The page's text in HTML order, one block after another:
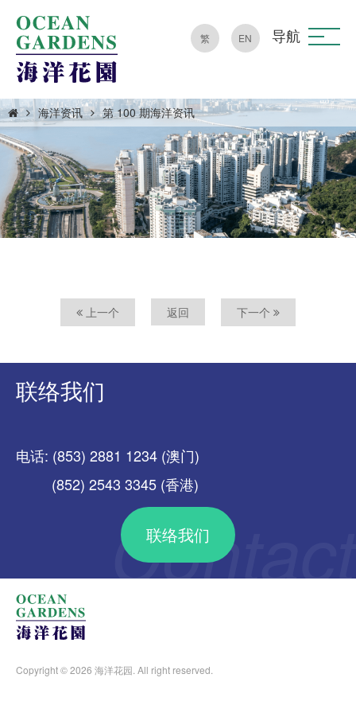
繁 EN 导航
海洋资讯 第 100 期海洋资讯
上一个 返回 下一个
联络我们
电话: (853) 2881 1234 (澳门)
(852) 2543 3345 (香港)
联络我们
Copyright © 2026 海洋花园. All right reserved.